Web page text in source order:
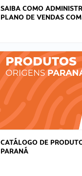
SAIBA COMO
PLANO DE VENDAS
CATÁLOGO DE
PARANÁ